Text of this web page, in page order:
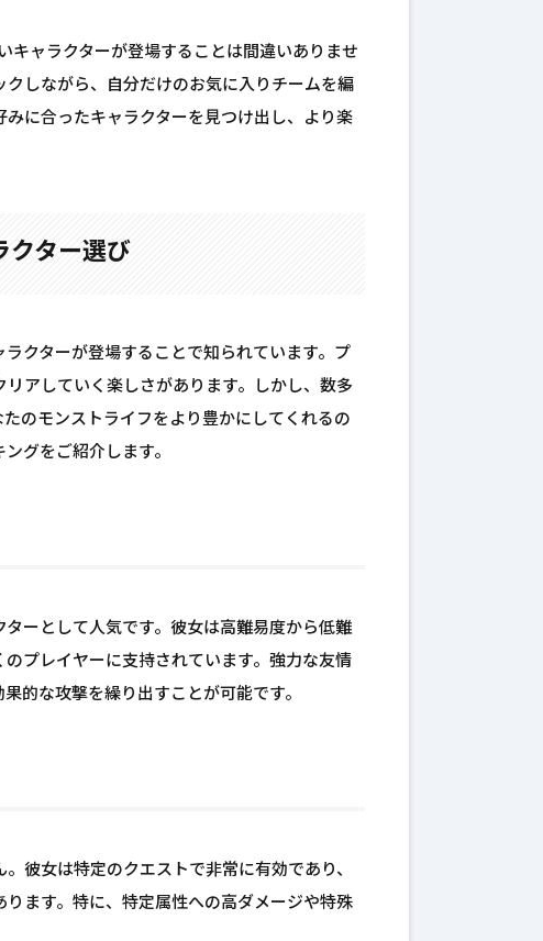
キャラクターが登場することは間違いありませ
しながら、自分だけのお気に入りチームを編
に合ったキャラクターを見つけ出し、より楽
クター選び
クターが登場することで知られています。プ
アしていく楽しさがあります。しかし、数多
のモンストライフをより豊かにしてくれるの
グをご紹介します。
ーとして人気です。彼女は高難易度から低難
プレイヤーに支持されています。強力な友情
的な攻撃を繰り出すことが可能です。
彼女は特定のクエストで非常に有効であり、
ます。特に、特定属性への高ダメージや特殊